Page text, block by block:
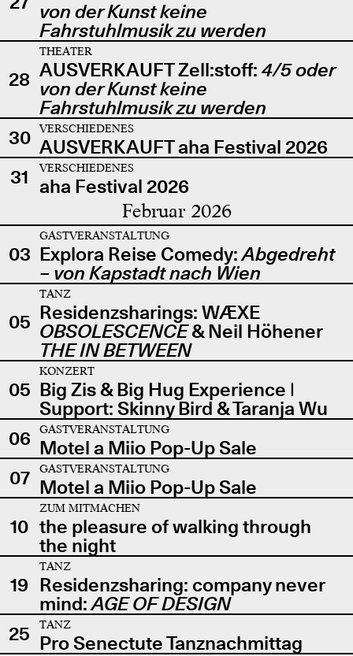
von der Kunst keine
Fahrstuhlmusik zu werden
28
THEATER
AUSVERKAUFT Zell:stoff: 4/5 oder
von der Kunst keine
Fahrstuhlmusik zu werden
30
VERSCHIEDENES
AUSVERKAUFT aha Festival 2026
31
VERSCHIEDENES
aha Festival 2026
Februar 2026
03
GASTVERANSTALTUNG
Explora Reise Comedy:Abgedreht
– von Kapstadt nach Wien
05
TANZ
Residenzsharings: WÆXE
OBSOLESCENCE& Neil Höhener
THE IN BETWEEN
05
KONZERT
Big Zis & Big Hug Experience |
Support: Skinny Bird & Taranja Wu
06
GASTVERANSTALTUNG
Motel a Miio Pop-Up Sale
07
GASTVERANSTALTUNG
Motel a Miio Pop-Up Sale
10
ZUM MITMACHEN
the pleasure of walking through
the night
19
TANZ
Residenzsharing: company never
mind:AGE OF DESIGN
25
TANZ
Pro Senectute Tanznachmittag